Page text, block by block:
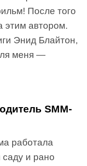
После того
этим автором.
Энид Блайтон,
меня —
SMM-
работала
саду и рано